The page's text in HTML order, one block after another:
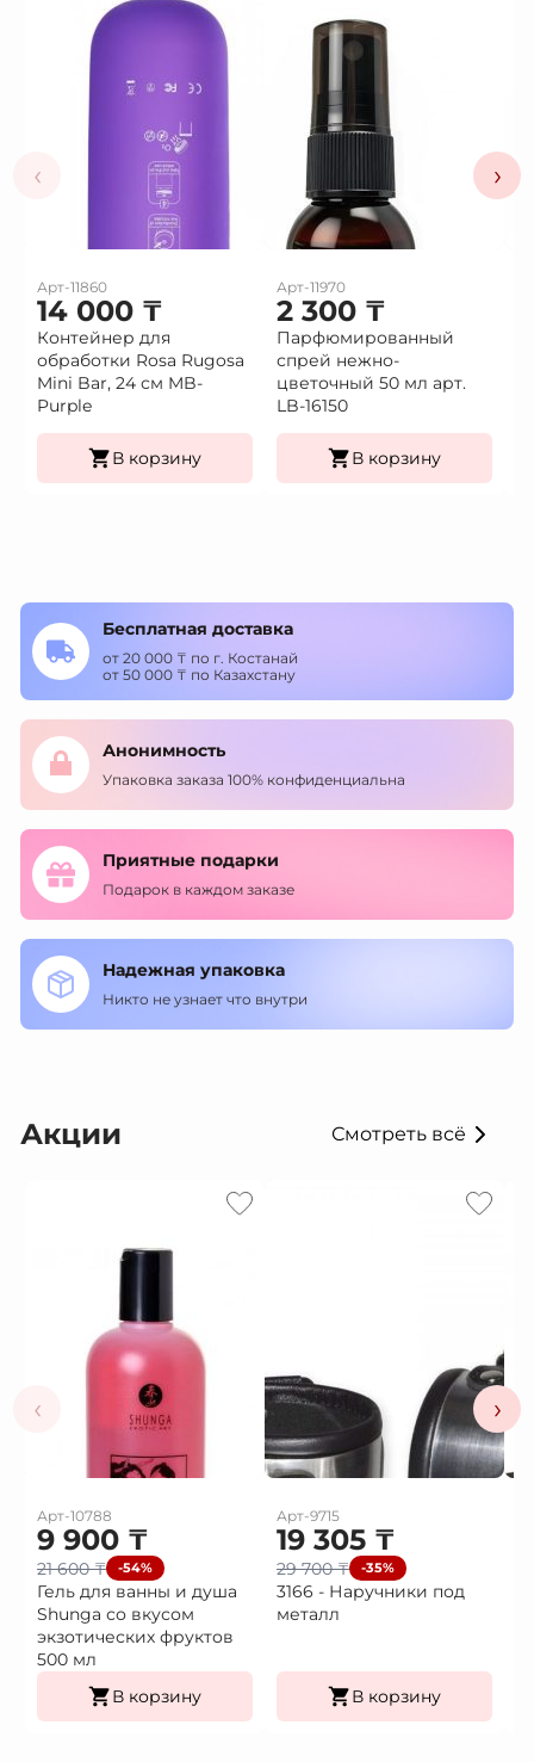
‹
Арт-11860
14 000 ₸
Контейнер для
обработки Rosa Rugosa
Mini Bar, 24 см MB-
Purple
В корзину
Арт-11970
2 300 ₸
Парфюмированный
спрей нежно-
цветочный 50 мл арт.
LB-16150
В корзину
›
Бесплатная доставка
от 20 000 ₸ по г. Костанай
от 50 000 ₸ по Казахстану
Анонимность
Упаковка заказа 100% конфиденциальна
Приятные подарки
Подарок в каждом заказе
Надежная упаковка
Никто не узнает что внутри
Акции Смотреть всё
‹
Арт-10788
9 900 ₸
21 600₸ -54%
Гель для ванны и душа
Shunga со вкусом
экзотических фруктов
500 мл
В корзину
Арт-9715
19 305 ₸
29 700₸ -35%
3166 - Наручники под
металл
В корзину
›